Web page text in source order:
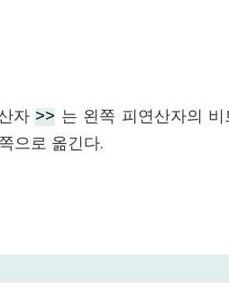
자 >> 는 왼쪽 피연산자의
으로 옮긴다.